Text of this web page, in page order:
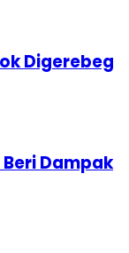
Digerebeg
Dampak